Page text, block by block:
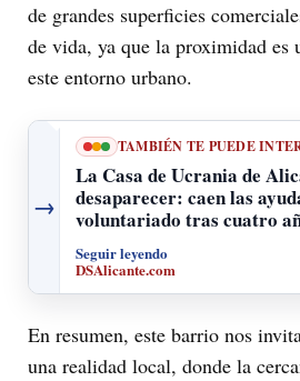
de grandes superficies
de vida, ya que la proximidad es
este entorno urbano.
→
TAMBIÉN TE PUEDE
La Casa de Ucrania de
desaparecer: caen las
voluntariado tras cuatro
Seguir leyendo
DSAlicante.com
En resumen, este barrio nos
una realidad local, donde la